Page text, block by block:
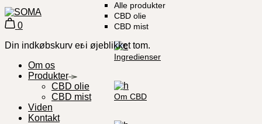
Alle produkter
CBD olie
CBD mist
Ingredienser
Om CBD
0
Din indkøbskurv er i øjeblikket tom.
Om os
Produkter
CBD olie
CBD mist
Viden
Kontakt